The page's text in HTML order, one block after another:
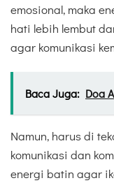
emosional, maka
hati lebih lembut
agar komunikasi
Baca Juga: Doa
Namun, harus di
komunikasi dan
energi batin agar